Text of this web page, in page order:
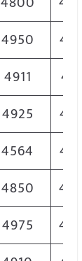
4950
4911
4925
4564
4850
4975